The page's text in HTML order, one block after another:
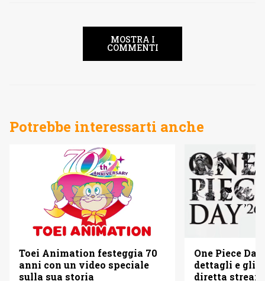
MOSTRA I
COMMENTI
Potrebbe interessarti anche
Toei Animation festeggia 70
anni con un video speciale
sulla sua storia
One Piece
dettagli e gli
diretta